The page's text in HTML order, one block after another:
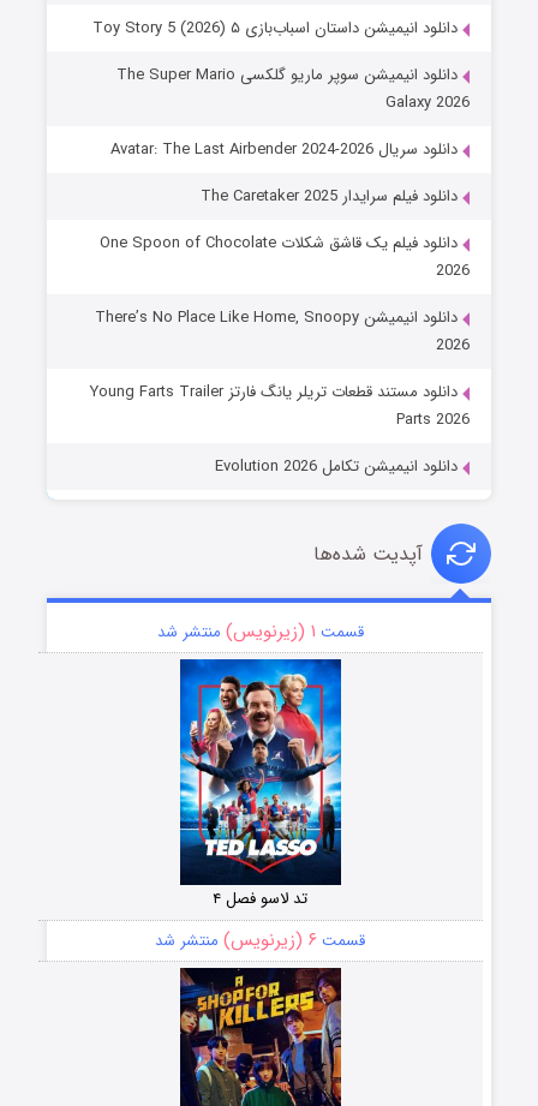
دانلود انیمیشن داستان اسباب‌بازی ۵ Toy Story 5 (2026)
دانلود انیمیشن سوپر ماریو گلکسی The Super Mario
Galaxy 2026
دانلود سریال Avatar: The Last Airbender 2024-2026
دانلود فیلم سرایدار The Caretaker 2025
دانلود فیلم یک قاشق شکلات One Spoon of Chocolate
2026
دانلود انیمیشن There’s No Place Like Home, Snoopy
2026
دانلود مستند قطعات تریلر یانگ فارتز Young Farts Trailer
Parts 2026
دانلود انیمیشن تکامل Evolution 2026
آپدیت شده‌ها
قسمت ۱ (زیرنویس) منتشر شد
تد لاسو فصل ۴
قسمت ۶ (زیرنویس) منتشر شد